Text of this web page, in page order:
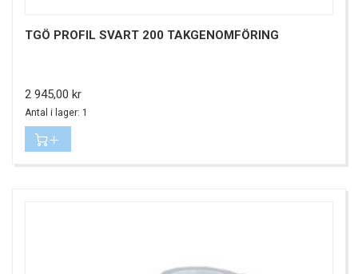
TGÖ PROFIL SVART 200 TAKGENOMFÖRING
Pris
2 945,00 kr
Antal i lager: 1